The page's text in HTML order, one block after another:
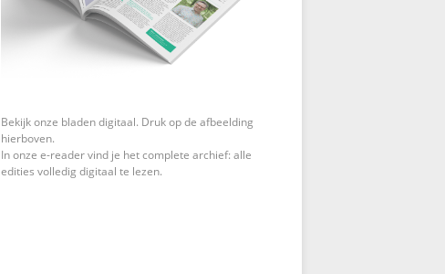
Bekijk onze bladen digitaal. Druk op de afbeelding
hierboven.
In onze e-reader vind je het complete archief: alle
edities volledig digitaal te lezen.